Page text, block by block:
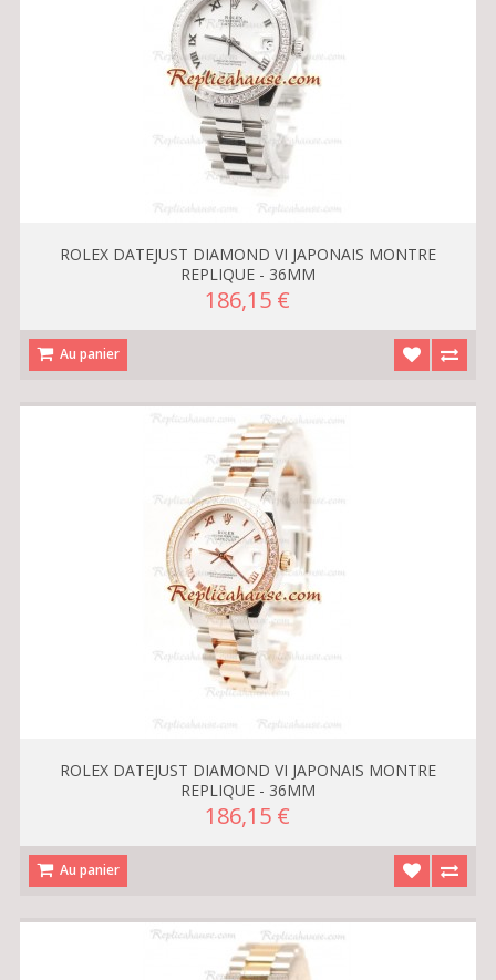
ROLEX DATEJUST DIAMOND VI JAPONAIS MONTRE
REPLIQUE - 36MM
186,15 €
Au panier
ROLEX DATEJUST DIAMOND VI JAPONAIS MONTRE
REPLIQUE - 36MM
186,15 €
Au panier